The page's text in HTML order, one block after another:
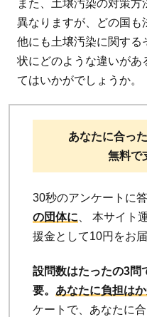
また、土壌汚染の対策
異なりますが、どの国も
他にも土壌汚染に関する
状にどのような違いがあ
てはいかがでしょうか。
あなたに合っ
無料で
30秒のアンケートに答
の団体に 、 本サイト
援金として10円をお
設問数はたったの3問
要。 あなたに負担は
ケートで、あなたに